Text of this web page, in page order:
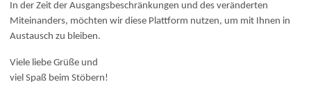
In der Zeit der Ausgangsbeschränkungen und des veränderten
Miteinanders, möchten wir diese Plattform nutzen, um mit Ihnen in
Austausch zu bleiben.
Viele liebe Grüße und
viel Spaß beim Stöbern!